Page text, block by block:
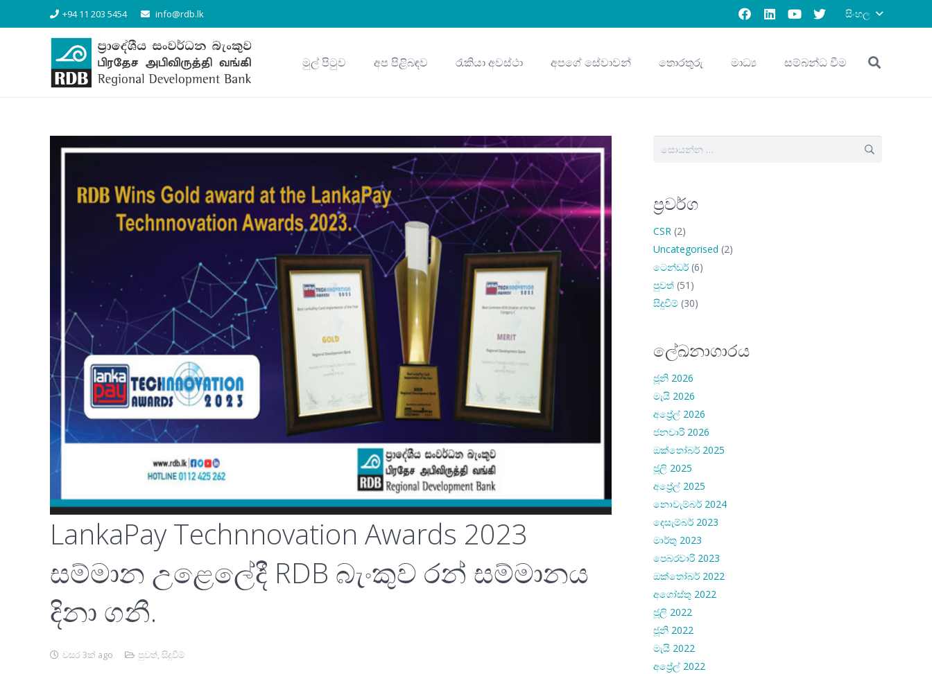
+94 11 203 5454 info@rdb.lk සිංහල
මුල් පිටුව අප පිළිබඳව රැකියා අවස්ථා අපගේ සේවාවන් තොරතුරු මාධ්‍ය සම්බන්ධ වීම
LankaPay Technnovation Awards 2023
සම්මාන උළෙලේදී RDB බැංකුව රන් සම්මානය
දිනා ගනී.
වසර 3ක් ago පුවත්, සිදුවීම්
සොයන්න:
ප්‍රවර්ග
CSR(2)
Uncategorised (2)
ටෙන්ඩර්(6)
පුවත්(51)
සිදුවීම්(30)
ලේඛනාගාරය
ජූනි 2026
මැයි 2026
අප්‍රේල් 2026
ජනවාරි 2026
ඔක්තෝබර් 2025
ජූලි 2025
අප්‍රේල් 2025
නොවැම්බර් 2024
දෙසැම්බර් 2023
මාර්තු 2023
පෙබරවාරි 2023
ඔක්තෝබර් 2022
අගෝස්තු 2022
ජූලි 2022
ජූනි 2022
මැයි 2022
අප්‍රේල් 2022